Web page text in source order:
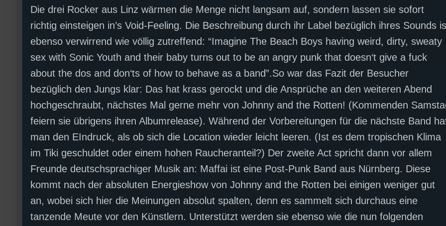
Die drei Rocker aus Linz wärmen die Menge nicht langsam auf, sondern lassen sie sofort
richtig einsteigen in’s Void-Feeling. Die Beschreibung durch ihr Label bezüglich ihres Sounds
ebenso verwirrend wie völlig zutreffend: “Imagine The Beach Boys having weird, dirty, sweaty
sex with Sonic Youth and their baby turns out to be an angry punk that doesn‘t give a fuck
about the dos and don‘ts of how to behave as a band”.So war das Fazit der Besucher
bezüglich den Jungs klar: Das hat krass gerockt und die Ansprüche an den weiteren Abend
hochgeschraubt, nächstes Mal gerne mehr von Johnny and the Rotten! (Kommenden
feiern sie übrigens ihren Albumrelease). Während der Vorbereitungen für die nächste Band
man den EIndruck, als ob sich die Location wieder leicht leeren. (Ist es dem tropischen Klima
im Tiki geschuldet oder einem hohen Raucheranteil?) Der zweite Act spricht dann vor allem
Freunde deutschsprachiger Musik an: Maffai ist eine Post-Punk Band aus Nürnberg. Diese
kommt nach der absoluten Energieshow von Johnny and the Rotten bei einigen weniger gut
an, wobei sich hier die Meinungen absolut spalten, denn es sammelt sich durchaus eine
tanzende Meute vor den Künstlern. Unterstützt werden sie ebenso wie die nun folgenden